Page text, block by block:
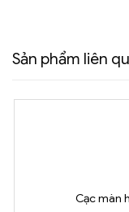
Sản phẩm liên
Cạc màn